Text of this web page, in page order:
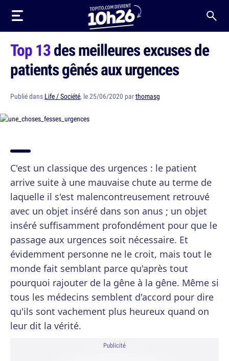
Top 13des meilleures excuses de
patients gênés aux urgences
Publié dans Life / Société, le 25/06/2020 parthomasg
C'est un classique des urgences : le patient
arrive suite à une mauvaise chute au terme de
laquelle il s'est malencontreusement retrouvé
avec un objet inséré dans son anus ; un objet
inséré suffisamment profondément pour que le
passage aux urgences soit nécessaire. Et
évidemment personne ne le croit, mais tout le
monde fait semblant parce qu'après tout
pourquoi rajouter de la gêne à la gêne. Même si
tous les médecins semblent d'accord pour dire
qu'ils sont vachement plus heureux quand on
leur dit la vérité.
Publicité